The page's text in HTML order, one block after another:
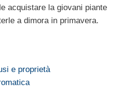
acquistare la giovani piante
a dimora in primavera.
e proprietà